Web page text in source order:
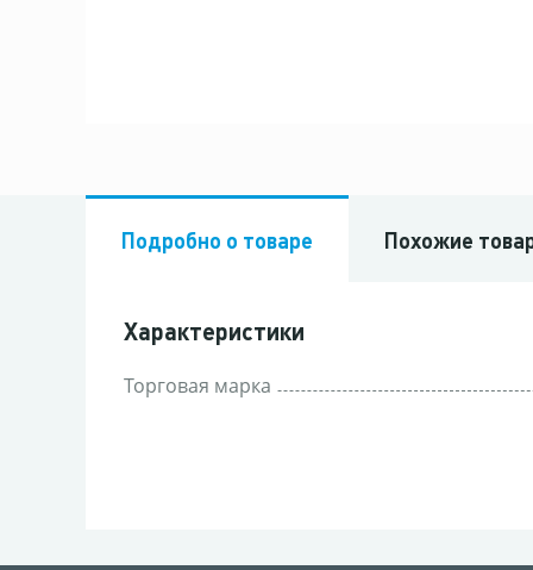
Подробно о товаре Похожие
Характеристики
Торговая марка